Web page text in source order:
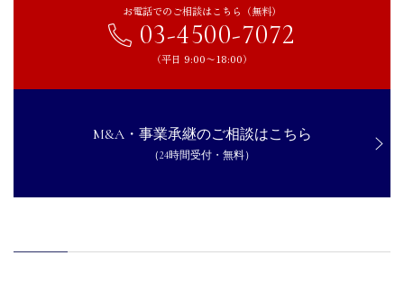
グローバル展開の足がかりの獲得
AI関連企業がM&Aで売却するデメリット
創業者の経営主導権が失われる
企業文化や理念の変化による士気低下
独自技術・知的財産権の管理
データ資産の整理と価値の“見える化”
AI業界のM&A事例
お電話でのご相談はこちら（無料）
03-4500-7072
（平日 9:00〜18:00）
M&A・事業承継のご相談はこちら
（24時間受付・無料）